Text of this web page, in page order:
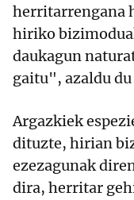
herritarrengana
hiriko
daukagun
gaitu", azaldu du
Argazkiek
dituzte, hirian
ezezagunak
dira, herritar